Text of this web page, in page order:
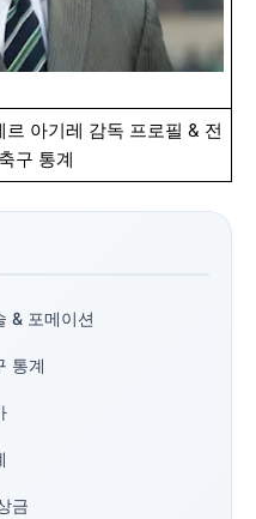
아기레 감독 프로필 & 전
구 통계
& 포메이션
통계
금